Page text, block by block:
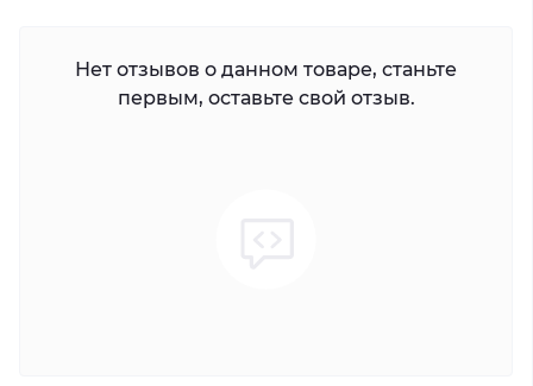
Нет отзывов о данном товаре, станьте
первым, оставьте свой отзыв.